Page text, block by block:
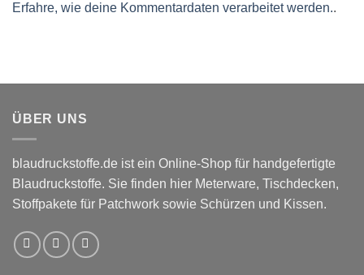
Erfahre, wie deine Kommentardaten verarbeitet werden..
ÜBER UNS
blaudruckstoffe.de ist ein Online-Shop für handgefertigte
Blaudruckstoffe. Sie finden hier Meterware, Tischdecken,
Stoffpakete für Patchwork sowie Schürzen und Kissen.